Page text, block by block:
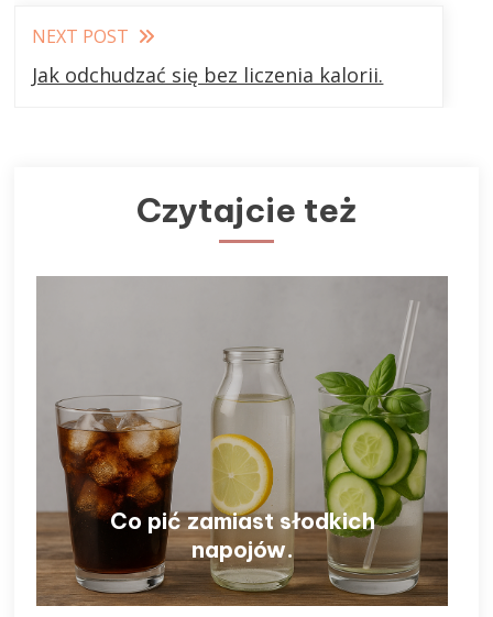
NEXT POST
Jak odchudzać się bez liczenia kalorii.
Czytajcie też
Co pić zamiast słodkich
napojów.